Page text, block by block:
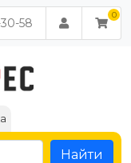
58
Найти